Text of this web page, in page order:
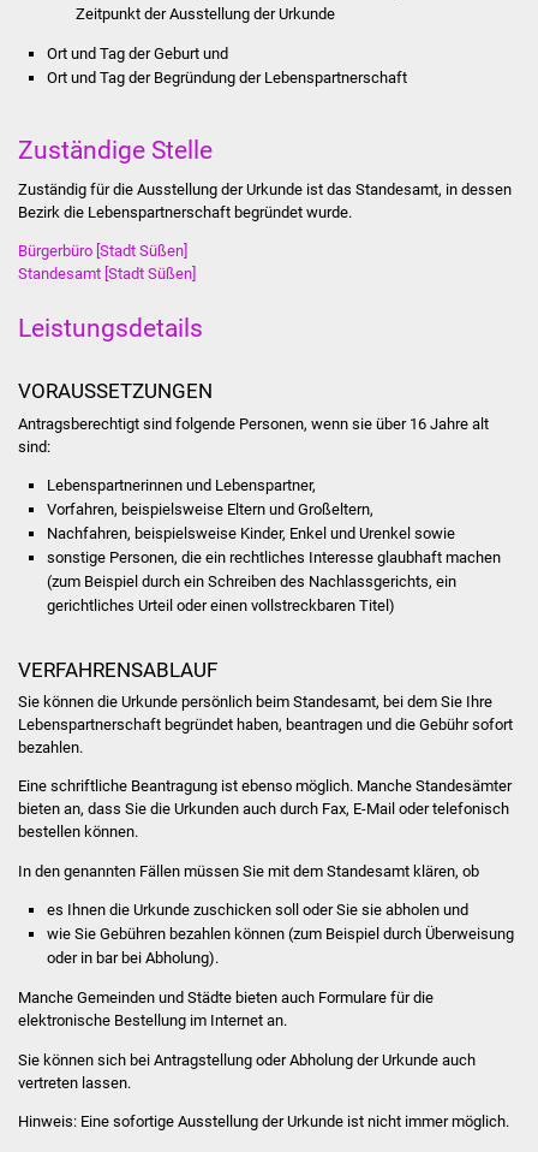
Partnerstädte
Sanierung Bizethalle
Ortsentwicklung
Presse
Bürger & Service
Dienstleistungen
Bürgerinfos
Bildung
Schulen
Kindergärten
Zeitpunkt der Ausstellung der Urkunde
Ort und Tag der Geburt und
Ort und Tag der Begründung der Lebenspartnerschaft
Zuständige Stelle
Zuständig für die Ausstellung der Urkunde ist das Standesamt, in dessen
Bezirk die Lebenspartnerschaft begründet wurde.
Bürgerbüro [Stadt Süßen]
Standesamt [Stadt Süßen]
Leistungsdetails
VORAUSSETZUNGEN
Antragsberechtigt sind folgende Personen, wenn sie über 16 Jahre alt
sind:
Lebenspartnerinnen und Lebenspartner,
Vorfahren, beispielsweise Eltern und Großeltern,
Nachfahren, beispielsweise Kinder, Enkel und Urenkel sowie
sonstige Personen, die ein rechtliches Interesse glaubhaft machen
(zum Beispiel durch ein Schreiben des Nachlassgerichts, ein
gerichtliches Urteil oder einen vollstreckbaren Titel)
VERFAHRENSABLAUF
Sie können die Urkunde persönlich beim Standesamt, bei dem Sie Ihre
Lebenspartnerschaft begründet haben, beantragen und die Gebühr sofort
bezahlen.
Eine schriftliche Beantragung ist ebenso möglich. Manche Standesämter
bieten an, dass Sie die Urkunden auch durch Fax, E-Mail oder telefonisch
bestellen können.
In den genannten Fällen müssen Sie mit dem Standesamt klären, ob
es Ihnen die Urkunde zuschicken soll oder Sie sie abholen und
wie Sie Gebühren bezahlen können(zum Beispiel durch Überweisung
oder in bar bei Abholung).
Manche Gemeinden und Städte bieten auch Formulare für die
elektronische Bestellung im Internet an.
Sie können sich bei Antragstellung oder Abholung der Urkunde auch
vertreten lassen.
Hinweis:Eine sofortige Ausstellung der Urkunde ist nicht immer möglich.